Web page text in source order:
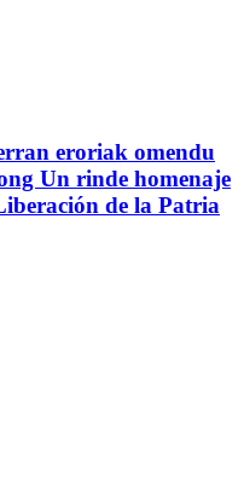
eroriak omendu
Un rinde homenaje
de la Patria